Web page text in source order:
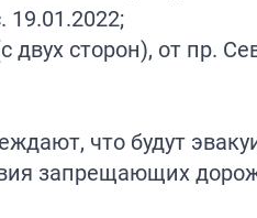
19.01.2022;
двух сторон), от пр.
что будут
запрещающих